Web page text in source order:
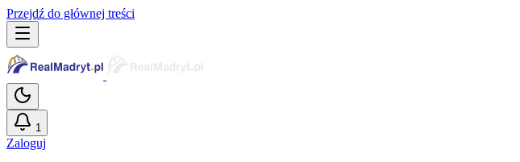
Przejdź do głównej treści
1
Zaloguj